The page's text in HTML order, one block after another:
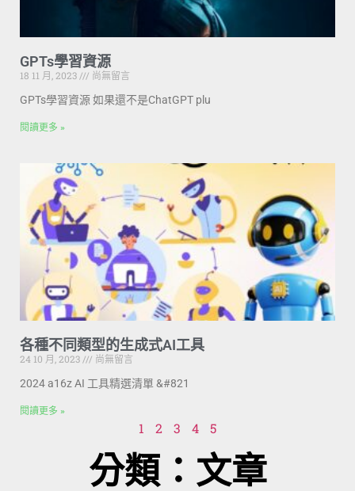
GPTs學習資源
18 11 月, 2023
尚無留言
GPTs學習資源 如果還不是ChatGPT plu
閱讀更多 »
各種不同類型的生成式AI工具
24 10 月, 2023
尚無留言
2024 a16z AI 工具精選清單 &#821
閱讀更多 »
1 2 3 4 5
分類：文章